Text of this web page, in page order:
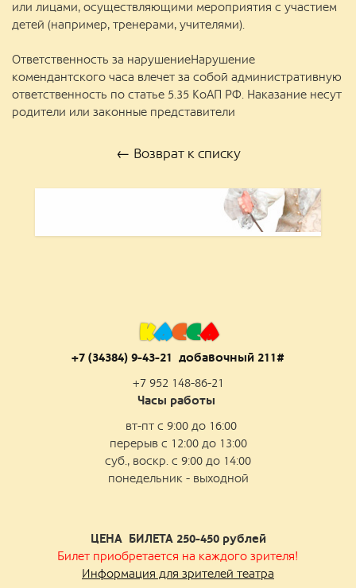
или лицами, осуществляющими мероприятия с участием
детей (например, тренерами, учителями).
Ответственность за нарушениеНарушение
комендантского часа влечет за собой административную
ответственность по статье 5.35 КоАП РФ. Наказание несут
родители или законные представители
← Возврат к списку
КАССА
+7 (34384) 9-43-21 добавочный 211#
+7 952 148-86-21
Часы работы
вт-пт с 9:00 до 16:00
перерыв с 12:00 до 13:00
суб., воскр. с 9:00 до 14:00
понедельник - выходной
ЦЕНА БИЛЕТА 250-450рублей
Билет приобретается на каждого зрителя!
Информация для зрителей театра